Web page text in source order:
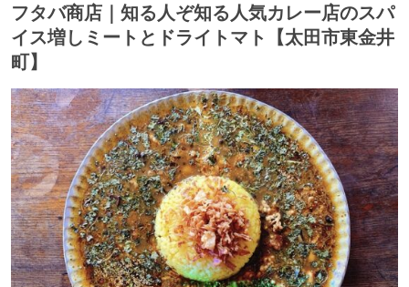
フタバ商店｜知る人ぞ知る人気カレー店のスパ
イス増しミートとドライトマト【太田市東金井
町】